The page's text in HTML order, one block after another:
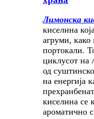
Лимонска
киселина
агруми,
портокали.
циклусот на
од
на енергија
киселина се
ароматично